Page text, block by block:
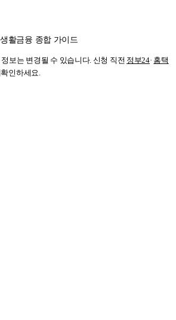
활금융 종합 가이드
보는 변경될 수 있습니다. 신청 직전 정부24· 홈택
인하세요.